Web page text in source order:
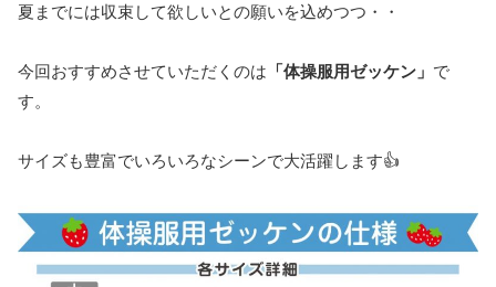
夏までには収束して欲しいとの願いを込めつつ・・
今回おすすめさせていただくのは 「体操服用ゼッケン」 で
す。
サイズも豊富でいろいろなシーンで大活躍します👍